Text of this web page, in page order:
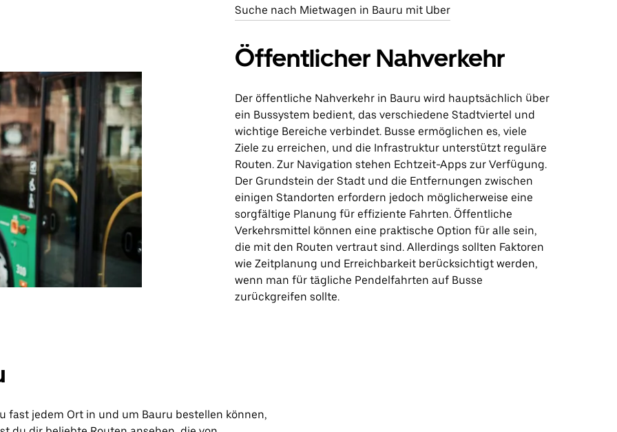
Suche nach Mietwagen in Bauru mit Uber
Öffentlicher Nahverkehr
Der öffentliche Nahverkehr in Bauru wird hauptsächlich über
ein Bussystem bedient, das verschiedene Stadtviertel und
wichtige Bereiche verbindet. Busse ermöglichen es, viele
Ziele zu erreichen, und die Infrastruktur unterstützt reguläre
Routen. Zur Navigation stehen Echtzeit-Apps zur Verfügung.
Der Grundstein der Stadt und die Entfernungen zwischen
einigen Standorten erfordern jedoch möglicherweise eine
sorgfältige Planung für effiziente Fahrten. Öffentliche
Verkehrsmittel können eine praktische Option für alle sein,
die mit den Routen vertraut sind. Allerdings sollten Faktoren
wie Zeitplanung und Erreichbarkeit berücksichtigt werden,
wenn man für tägliche Pendelfahrten auf Busse
zurückgreifen sollte.
fast jedem Ort in und um Bauru bestellen können,